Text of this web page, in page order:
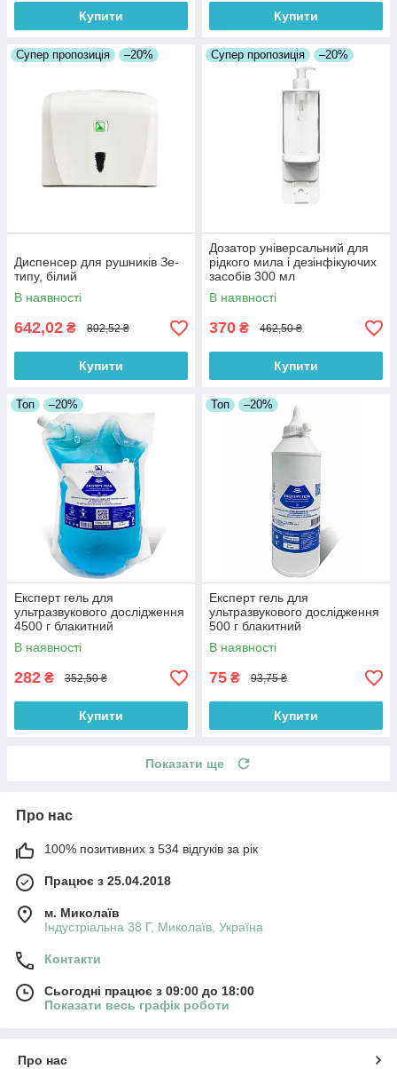
Купити Купити
Супер пропозиція –20%
Диспенсер для рушників Зе-
типу, білий
В наявності
642,02 ₴ 802,52 ₴
Купити
Супер пропозиція –20%
Дозатор універсальний для
рідкого мила і дезінфікуючих
засобів 300 мл
В наявності
370 ₴ 462,50 ₴
Купити
Топ –20%
Експерт гель для
ультразвукового дослідження
4500 г блакитний
В наявності
282 ₴ 352,50 ₴
Купити
Топ –20%
Експерт гель для
ультразвукового дослідження
500 г блакитний
В наявності
75 ₴ 93,75 ₴
Купити
Показати ще
Про нас
100% позитивних з 534 відгуків за рік
Працює з 25.04.2018
м. Миколаїв
Індустріальна 38 Г, Миколаїв, Україна
Контакти
Сьогодні працює з 09:00 до 18:00
Показати весь графік роботи
Про нас